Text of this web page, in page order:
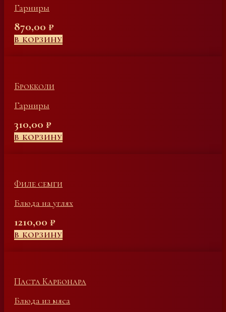
Гарниры
870,00 ₽
В КОРЗИНУ
Брокколи
Гарниры
310,00 ₽
В КОРЗИНУ
Филе семги
Блюда на углях
1210,00 ₽
В КОРЗИНУ
Паста Карбонара
Блюда из мяса